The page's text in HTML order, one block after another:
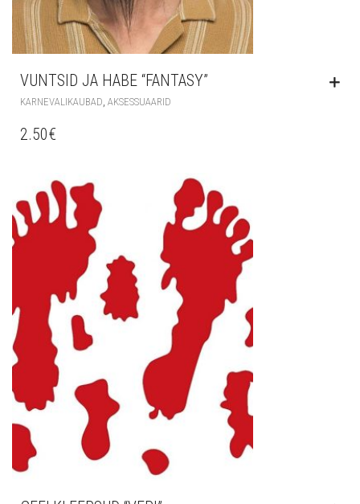
VUNTSID JA HABE “FANTASY”
KARNEVALIKAUBAD, AKSESSUAARID
2.50€